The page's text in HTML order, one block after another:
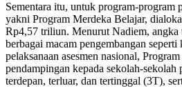
Sementara itu, untuk program-program
yakni Program Merdeka Belajar,
Rp4,57 triliun. Menurut Nadiem, angka
berbagai macam pengembangan
pelaksanaan asesmen nasional,
pendampingan kepada sekolah-sekolah
terdepan, terluar, dan tertinggal (3T),